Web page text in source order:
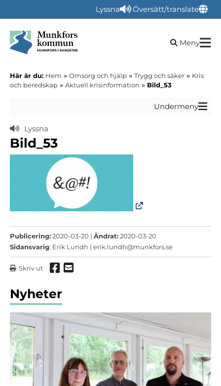
Lyssna Översätt/translate
Öppna
Meny
Här är du: Hem » Omsorg och hjälp » Trygg och säker » Kris
och beredskap » Aktuell krisinformation » Bild_53
Undermeny
Lyssna
Bild_53
Publicering:2020-03-20 | Ändrat:2020-03-20
Sidansvarig: Erik Lundh | erik.lundh@munkfors.se
Skriv ut Dela via Facebook
Dela via mail
Nyheter